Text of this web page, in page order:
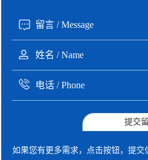
提交
如果您有更多需求，点击按钮，提交